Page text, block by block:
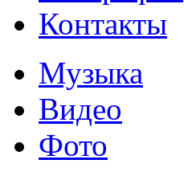
Контакты
Музыка
Видео
Фото